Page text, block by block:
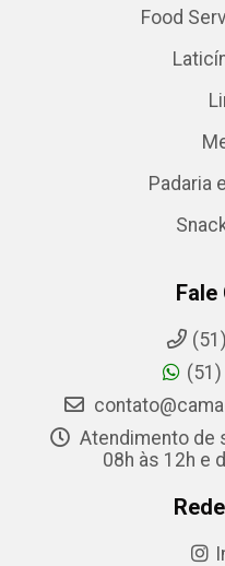
Food
Padaria
Fale
Atendimento de
08h às 12h e